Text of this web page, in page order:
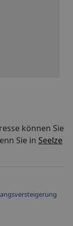
können Sie
Sie in Seelze